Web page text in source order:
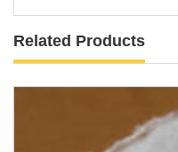
Related Products